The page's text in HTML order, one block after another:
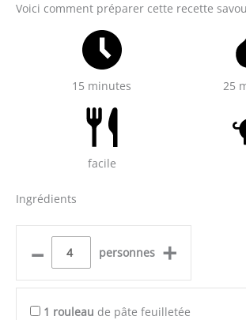
Voici comment préparer cette recette
15 minutes 25
facile
Ingrédients
– personnes +
1 rouleau de pâte feuilletée